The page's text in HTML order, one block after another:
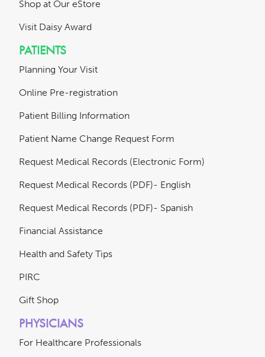
Shop at Our eStore
Visit Daisy Award
PATIENTS
Planning Your Visit
Online Pre-registration
Patient Billing Information
Patient Name Change Request Form
Request Medical Records (Electronic Form)
Request Medical Records (PDF)- English
Request Medical Records (PDF)- Spanish
Financial Assistance
Health and Safety Tips
PIRC
Gift Shop
PHYSICIANS
For Healthcare Professionals